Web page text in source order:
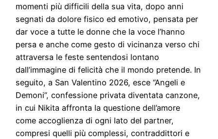
momenti più difficili della sua vita, dopo anni
segnati da dolore fisico ed emotivo, pensata per
dar voce a tutte le donne che la voce l’hanno
persa e anche come gesto di vicinanza verso chi
attraversa le feste sentendosi lontano
dall’immagine di felicità che il mondo pretende. In
seguito, a San Valentino 2026, esce “Angeli e
Demoni”, confessione privata diventata canzone,
in cui Nikita affronta la questione dell’amore
come accoglienza di ogni lato del partner,
compresi quelli più complessi, contraddittori e